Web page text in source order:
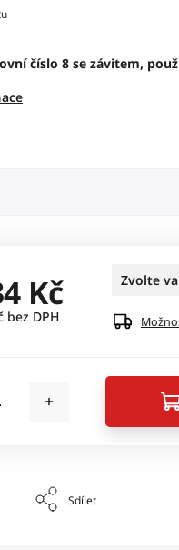
číslo 8 se závitem,
Kč
bez DPH
Zvolte
Sdílet